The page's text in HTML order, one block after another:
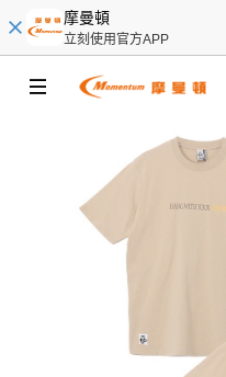
摩曼頓
立刻使用官方APP